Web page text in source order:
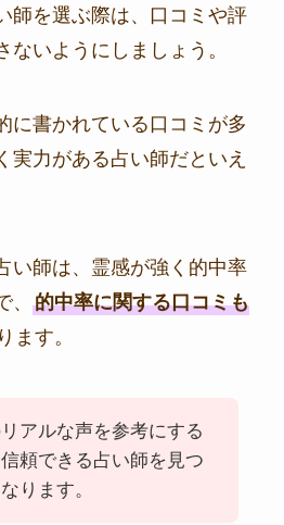
師を選ぶ際は、口コミや評
いようにしましょう。
に書かれている口コミが多
実力がある占い師だといえ
い師は、霊感が強く的中率
的中率に関する口コミも
ます。
アルな声を参考にする
頼できる占い師を見つ
ります。